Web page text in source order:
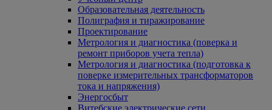
Образовательная деятельность
Полиграфия и тиражирование
Проектирование
Метрология и диагностика (поверка и
ремонт приборов учета тепла)
Метрология и диагностика (подготовка к
поверке измерительных трансформаторов
тока и напряжения)
Энергосбыт
Витебские электрические сети